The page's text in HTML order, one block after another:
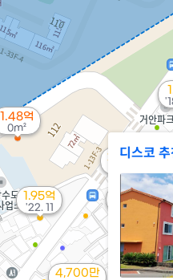
4,700만
1.95억
'22. 11
2.15억
1.48억
0m²
4,000만
'17. 06
디스코